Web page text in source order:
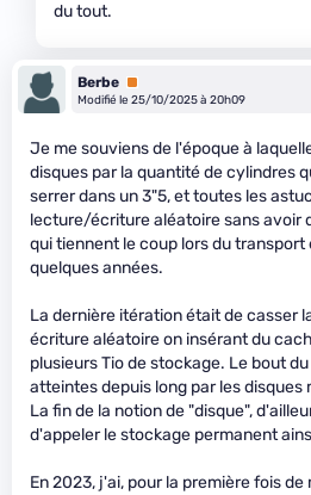
du tout.
Berbe Premium
Modifié le 25/10/2025 à 20h09
Je me souviens de l'époque à
disques par la quantité de cylindres
serrer dans un 3"5, et toutes les
lecture/écriture aléatoire sans avoir
qui tiennent le coup lors du transport
quelques années.
La dernière itération était de casser
écriture aléatoire on insérant du
plusieurs Tio de stockage. Le bout
atteintes depuis long par les disques
La fin de la notion de "disque",
d'appeler le stockage permanent
En 2023, j'ai, pour la première fois